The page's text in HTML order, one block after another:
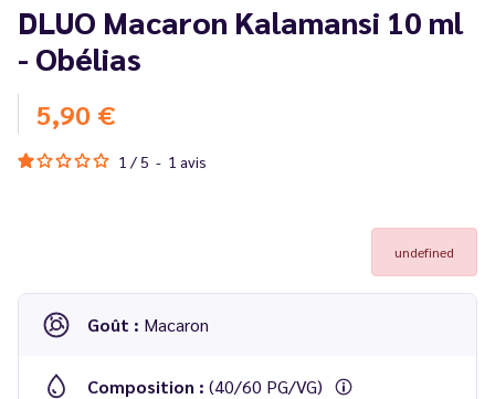
DLUO Macaron Kalamansi 10 ml
- Obélias
5,90 €
1 / 5 - 1 avis
undefined
Goût : Macaron
Composition : (40/60 PG/VG)